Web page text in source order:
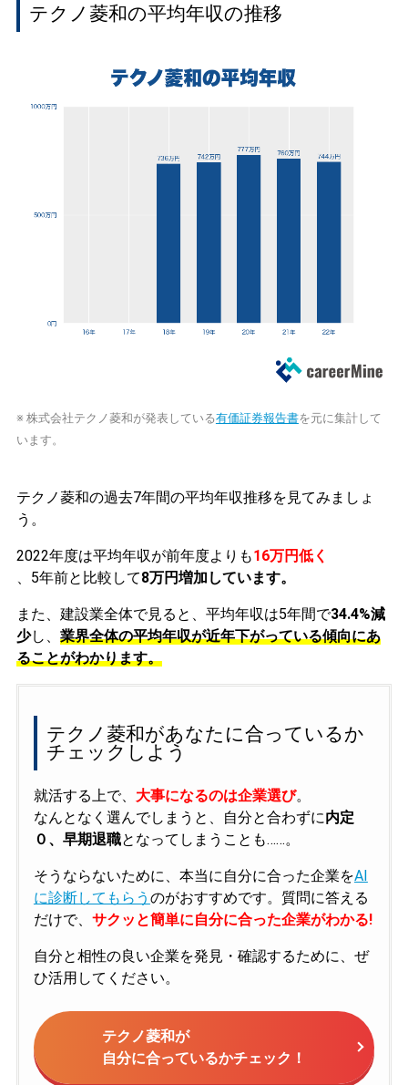
テクノ菱和の平均年収の推移
※ 株式会社テクノ菱和が発表している有価証券報告書を元に集計して
います。
テクノ菱和の過去7年間の平均年収推移を見てみましょ
う。
2022年度は平均年収が前年度よりも16万円低く
、5年前と比較して8万円増加しています。
また、建設業全体で見ると、平均年収は5年間で34.4%減
少し、 業界全体の平均年収が近年下がっている傾向にあ
ることがわかります。
テクノ菱和があなたに合っているか
チェックしよう
就活する上で、 大事になるのは企業選び。
なんとなく選んでしまうと、自分と合わずに内定
０、早期退職となってしまうことも……。
そうならないために、本当に自分に合った企業をAI
に診断してもらう のがおすすめです。質問に答える
だけで、 サクッと簡単に自分に合った企業がわかる!
自分と相性の良い企業を発見・確認するために、ぜ
ひ活用してください。
テクノ菱和が
自分に合っているかチェック！